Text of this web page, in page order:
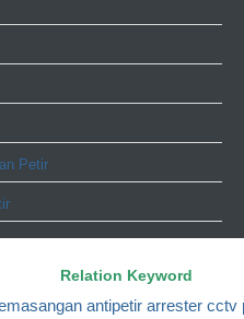
Petir
Relation Keyword
antipetir arrester cctv